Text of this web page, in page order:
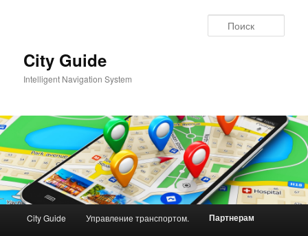
City Guide
Intelligent Navigation System
City Guide Управление транспортом. Партнерам